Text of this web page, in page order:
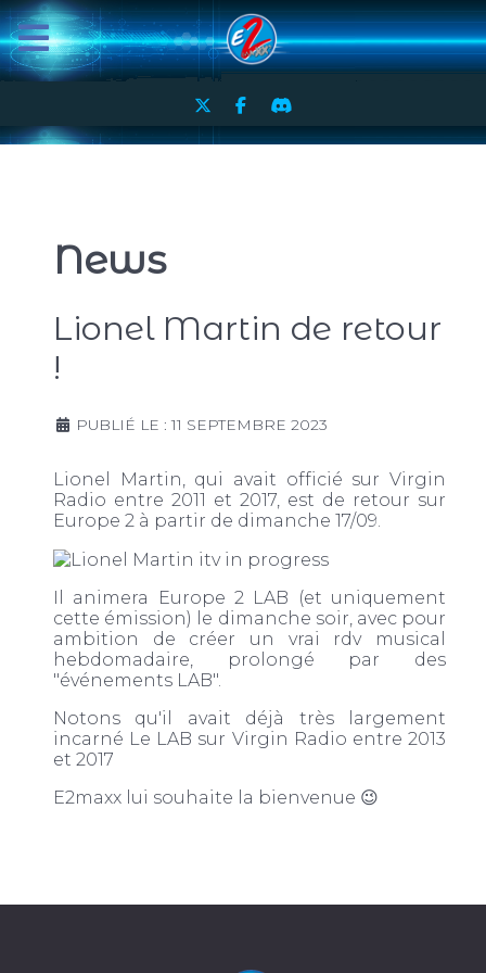
News
Lionel Martin de retour
!
PUBLIÉ LE : 11 SEPTEMBRE 2023
Lionel Martin, qui avait officié sur Virgin
Radio entre 2011 et 2017, est de retour sur
Europe 2 à partir de dimanche 17/09.
Il animera Europe 2 LAB (et uniquement
cette émission) le dimanche soir, avec pour
ambition de créer un vrai rdv musical
hebdomadaire, prolongé par des
"événements LAB".
Notons qu'il avait déjà très largement
incarné Le LAB sur Virgin Radio entre 2013
et 2017
E2maxx lui souhaite la bienvenue 😉